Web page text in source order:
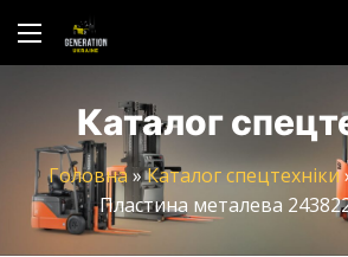
Каталог
Головна»Каталог спецтехніки
Пластина металева